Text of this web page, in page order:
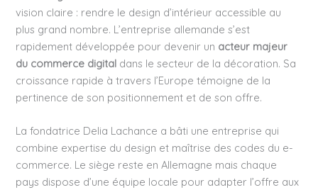
vision claire : rendre le design d’intérieur accessible au
plus grand nombre. L’entreprise allemande s’est
rapidement développée pour devenir un acteur majeur
du commerce digital dans le secteur de la décoration. Sa
croissance rapide à travers l’Europe témoigne de la
pertinence de son positionnement et de son offre.
La fondatrice Delia Lachance a bâti une entreprise qui
combine expertise du design et maîtrise des codes du e-
commerce. Le siège reste en Allemagne mais chaque
pays dispose d’une équipe locale pour adapter l’offre aux